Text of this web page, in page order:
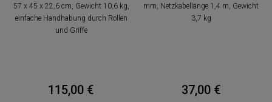
57 x 45 x 22,6 cm, Gewicht 10,6 kg,
einfache Handhabung durch Rollen
und Griffe
115,00 €
mm, Netzkabellänge 1,4 m, Gewicht
3,7 kg
37,00 €